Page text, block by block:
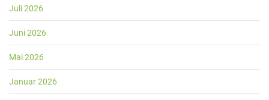
Juli 2026
Juni 2026
Mai 2026
Januar 2026